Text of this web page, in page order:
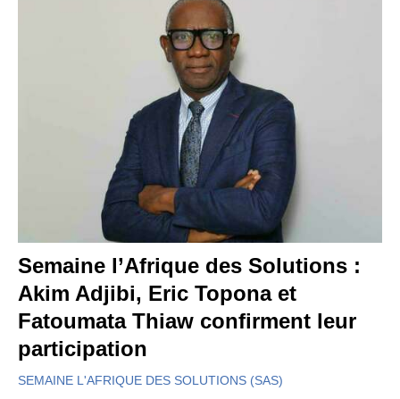
Semaine l’Afrique des Solutions :
Akim Adjibi, Eric Topona et
Fatoumata Thiaw confirment leur
participation
SEMAINE L'AFRIQUE DES SOLUTIONS (SAS)